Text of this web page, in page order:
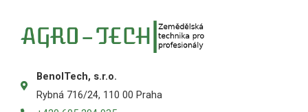
BenolTech, s.r.o.
Rybná 716/24, 110 00 Praha